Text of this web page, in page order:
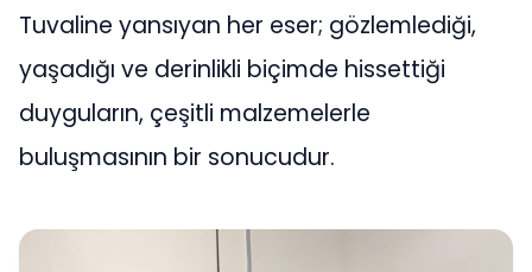
Tuvaline yansıyan her eser; gözlemlediği,
yaşadığı ve derinlikli biçimde hissettiği
duyguların, çeşitli malzemelerle
buluşmasının bir sonucudur.